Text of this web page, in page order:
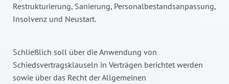
Restrukturierung, Sanierung, Personalbestandsanpassung,
Insolvenz und Neustart.
Schließlich soll über die Anwendung von
Schiedsvertragsklauseln in Verträgen berichtet werden
sowie über das Recht der Allgemeinen